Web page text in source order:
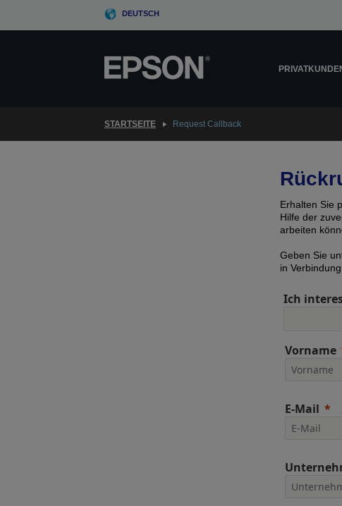
DEUTSCH
STARTSEITE Request Callback
Erhalten Sie
Hilfe der
arbeiten
Geben Sie
in
Ich
Vorname
E-Mail